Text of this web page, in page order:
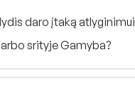
daro įtaką atlyginimui
srityje Gamyba?